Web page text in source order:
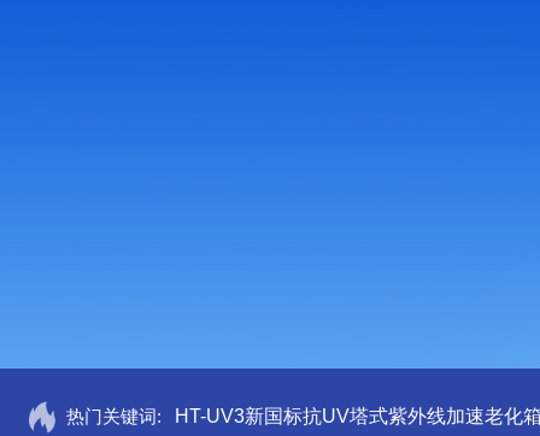
热门关键词: HT-UV3新国标抗UV塔式紫外线加速老化